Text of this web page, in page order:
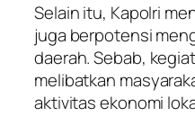
Selain itu, Kapolri
juga berpotensi
daerah. Sebab,
melibatkan
aktivitas ekonomi